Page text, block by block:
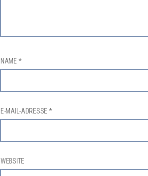
NAME *
E-MAIL-ADRESSE *
WEBSITE